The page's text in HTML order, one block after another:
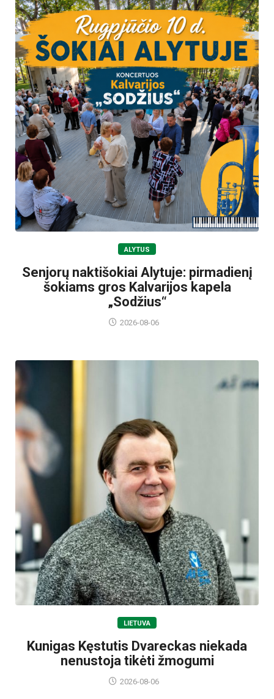
ALYTUS
Senjorų naktišokiai Alytuje: pirmadienį
šokiams gros Kalvarijos kapela
„Sodžius“
2026-08-06
LIETUVA
Kunigas Kęstutis Dvareckas niekada
nenustoja tikėti žmogumi
2026-08-06